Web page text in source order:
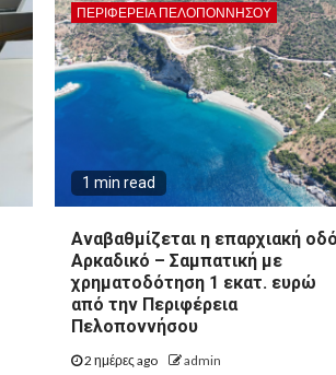
ΠΕΡΙΦΈΡΕΙΑ ΠΕΛΟΠΟΝΝΉΣΟΥ
1 min read
Αναβαθμίζεται η επαρχιακή
Αρκαδικό – Σαμπατική με
χρηματοδότηση 1 εκατ. ευρώ
από την Περιφέρεια
Πελοποννήσου
2 ημέρες ago admin